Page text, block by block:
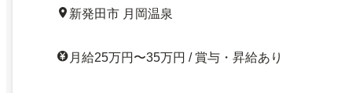
新発田市 月岡温泉
月給25万円〜35万円 / 賞与・昇給あり